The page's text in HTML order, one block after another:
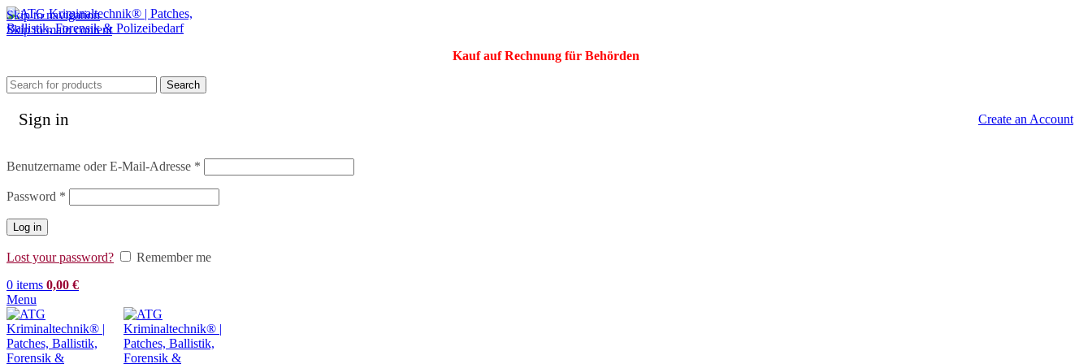
Skip to navigation
Skip to main content
Kauf auf Rechnung für Behörden
Search
Sign in Create an Account
Benutzername oder E-Mail-Adresse *
Password *
Log in
Lost your password?
Remember me
0 items 0,00 €
Menu